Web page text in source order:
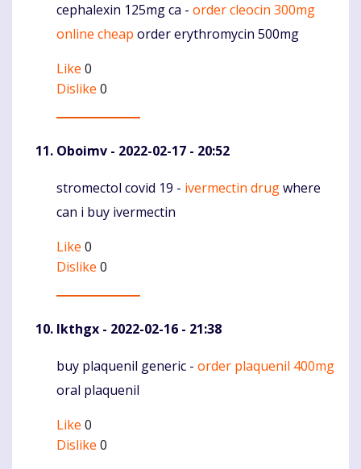
Komentaras
cephalexin 125mg ca - order cleocin 300mg
online cheap order erythromycin 500mg
Like 0
Dislike 0
Oboimv - 2022-02-17 - 20:52
Komentaras
stromectol covid 19 - ivermectin drugwhere
can i buy ivermectin
Like 0
Dislike 0
Ikthgx - 2022-02-16 - 21:38
Komentaras
buy plaquenil generic - order plaquenil 400mg
oral plaquenil
Like 0
Dislike 0